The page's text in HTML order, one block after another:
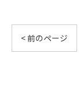
< 前のページ